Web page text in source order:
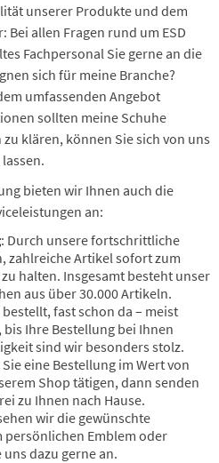
unserer Produkte und dem
allen Fragen rund um ESD
Fachpersonal Sie gerne an die
sich für meine Branche?
umfassenden Angebot
sollten meine Schuhe
klären, können Sie sich von uns
bieten wir Ihnen auch die
an:
: Durch unsere fortschrittliche
zahlreiche Artikel sofort zum
halten. Insgesamt besteht unser
aus über 30.000 Artikeln.
bestellt, fast schon da – meist
Ihre Bestellung bei Ihnen
sind wir besonders stolz.
Sie eine Bestellung im Wert von
Shop tätigen, dann senden
zu Ihnen nach Hause.
wir die gewünschte
persönlichen Emblem oder
dazu gerne an.